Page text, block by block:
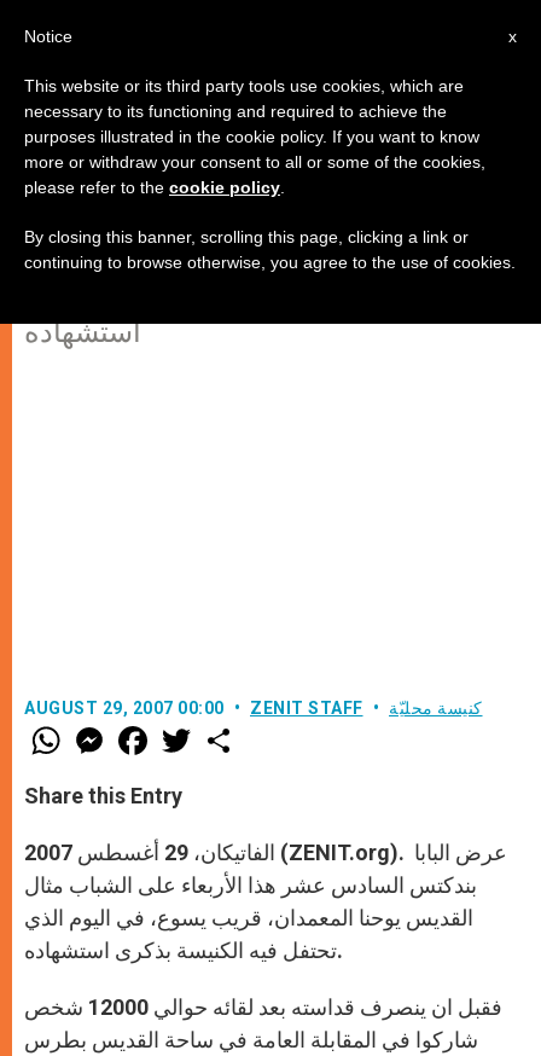
البابا يعرض للشباب مثال القديس
يوحنا المعمدان البطولي
استشهاده
AUGUST 29, 2007 00:00 ZENIT STAFF كنيسة محليّة
W
h
t
s
p
p
M
e
s
e
g
e
r
F
a
e
b
o
k
w
Share this Entry
الفاتيكان، 29 أغسطس 2007 (ZENIT.org). عرض البابا
بندكتس السادس عشر هذا الأربعاء على الشباب مثال
القديس يوحنا المعمدان، قريب يسوع، في اليوم الذي
تحتفل فيه الكنيسة بذكرى استشهاده.
فقبل ان ينصرف قداسته بعد لقائه حوالي 12000 شخص
شاركوا في المقابلة العامة في ساحة القديس بطرس
x
Notice
This website or its third party tools use cookies, which are
necessary to its functioning and required to achieve the
purposes illustrated in the cookie policy. If you want to know
more or withdraw your consent to all or some of the cookies,
please refer to the cookie policy
By closing this banner, scrolling this page, clicking a link or
continuing to browse otherwise, you agree to the use of cookies.